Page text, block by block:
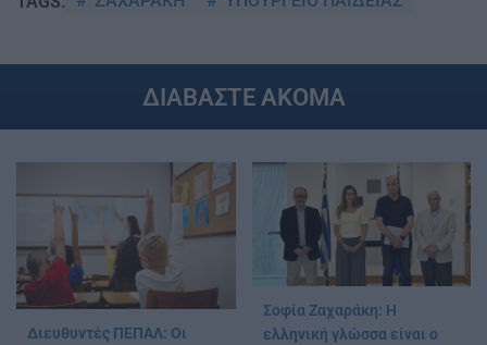
ΔΙΑΒΑΣΤΕ ΑΚΟΜΑ
Διευθυντές ΠΕΠΑΛ: Οι
Σοφία Ζαχαράκη: Η
ελληνική γλώσσα είναι ο